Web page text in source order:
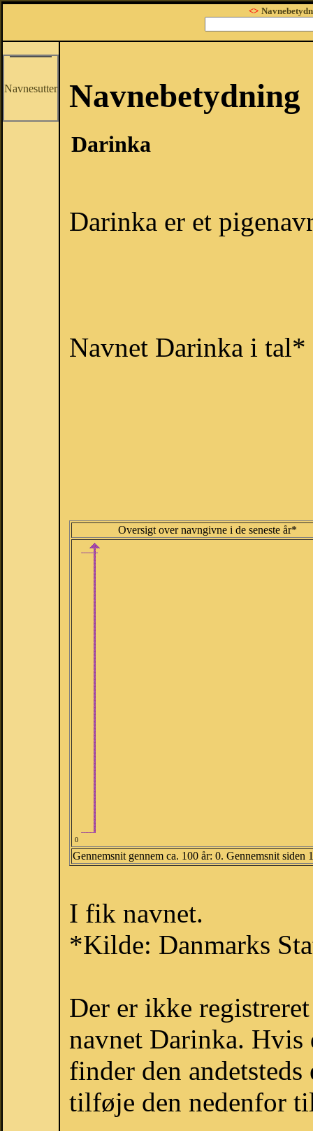
<>
Navnesutter Navnebetydning
Darinka
Darinka er et
Navnet Darinka i tal*
Oversigt over navngivne i de seneste år*
0
Gennemsnit gennem ca. 100 år: 0. Gennemsnit siden
I fik navnet.
*Kilde: Danmarks
Der er ikke
navnet Darinka. Hvis
finder den
tilføje den nedenfor